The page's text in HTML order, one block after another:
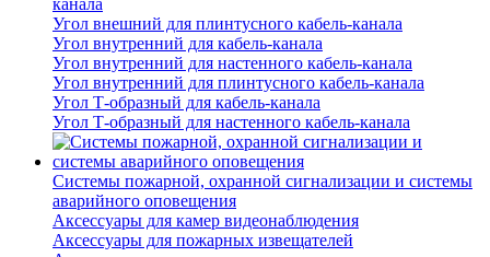
канала
Угол внешний для плинтусного кабель-канала
Угол внутренний для кабель-канала
Угол внутренний для настенного кабель-канала
Угол внутренний для плинтусного кабель-канала
Угол Т-образный для кабель-канала
Угол Т-образный для настенного кабель-канала
Системы пожарной, охранной сигнализации и системы
аварийного оповещения
Аксессуары для камер видеонаблюдения
Аксессуары для пожарных извещателей